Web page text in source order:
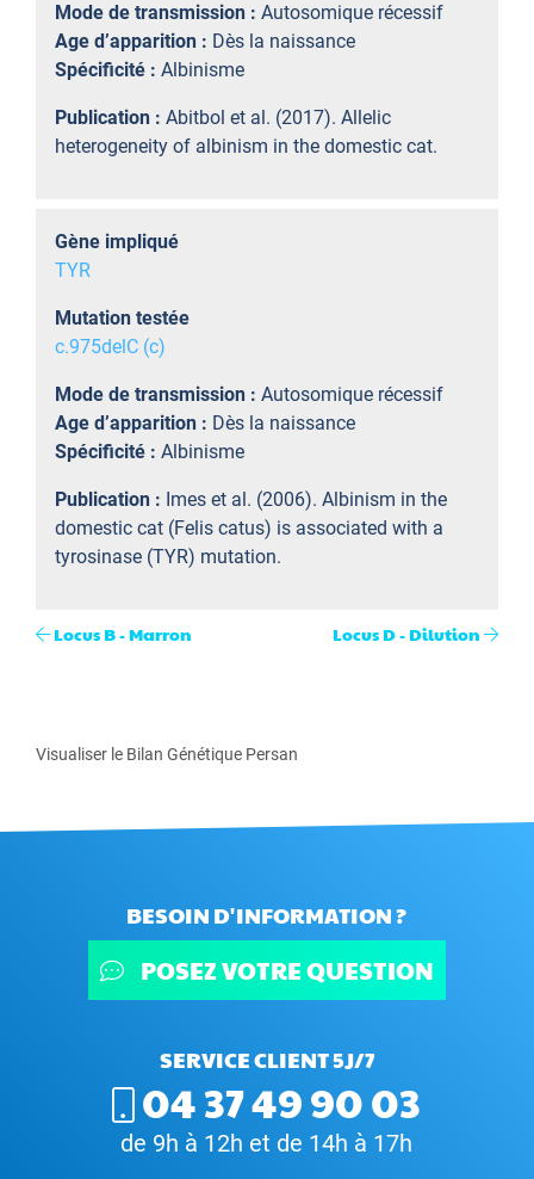
Mode de transmission : Autosomique récessif
Age d’apparition : Dès la naissance
Spécificité : Albinisme
Publication : Abitbol et al. (2017). Allelic
heterogeneity of albinism in the domestic cat.
Gène impliqué
TYR
Mutation testée
c.975delC (c)
Mode de transmission : Autosomique récessif
Age d’apparition : Dès la naissance
Spécificité : Albinisme
Publication : Imes et al. (2006). Albinism in the
domestic cat (Felis catus) is associated with a
tyrosinase (TYR) mutation.
Locus B - Marron Locus D - Dilution
Visualiser le Bilan Génétique Persan
BESOIN D'INFORMATION ?
POSEZ VOTRE QUESTION
SERVICE CLIENT 5J/7
04 37 49 90 03
de 9h à 12h et de 14h à 17h